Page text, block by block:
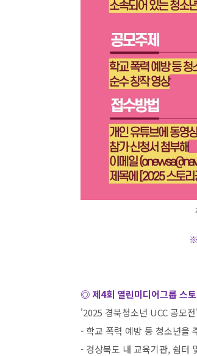
◎ 제4회 열린미디어그룹 스
'2025 경북청소년 UCC공모전'
- 학교 폭력 예방 등 청소년을
- 경상북도 내 교육기관, 쉼터